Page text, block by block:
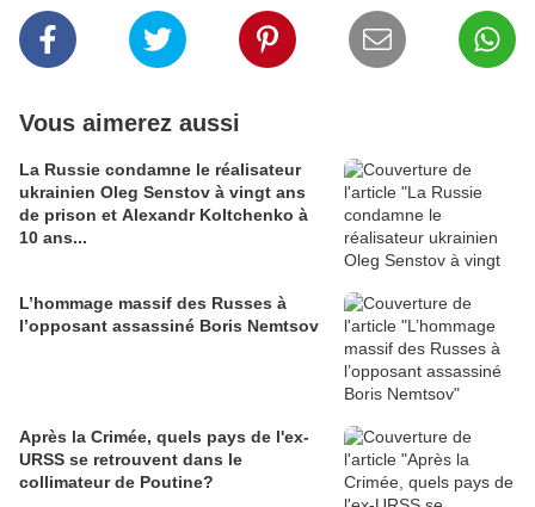
Vous aimerez aussi
La Russie condamne le réalisateur
ukrainien Oleg Senstov à vingt ans
de prison et Alexandr Koltchenko à
10 ans...
L’hommage massif des Russes à
l’opposant assassiné Boris Nemtsov
Après la Crimée, quels pays de l'ex-
URSS se retrouvent dans le
collimateur de Poutine?